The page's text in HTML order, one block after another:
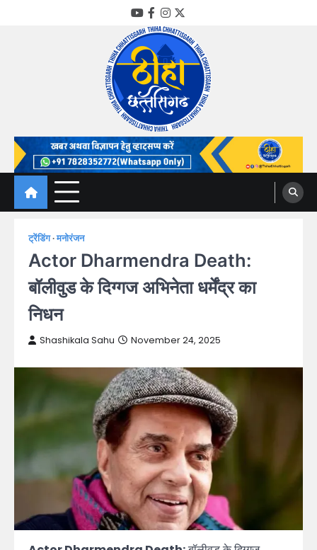
YouTube
Facebook
Instagram
Twitter
Thiha Chhattisgarh
गोठ जन-जन के
ट्रेंडिंग मनोरंजन
Actor Dharmendra Death:
बॉलीवुड के दिग्गज अभिनेता धर्मेंद्र का
निधन
Shashikala Sahu November 24, 2025